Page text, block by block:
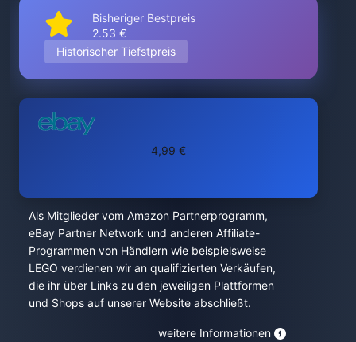
Bisheriger Bestpreis
2.53 €
Historischer Tiefstpreis
4,99 €
Als Mitglieder vom Amazon Partnerprogramm,
eBay Partner Network und anderen Affiliate-
Programmen von Händlern wie beispielsweise
LEGO verdienen wir an qualifizierten Verkäufen,
die ihr über Links zu den jeweiligen Plattformen
und Shops auf unserer Website abschließt.
weitere Informationen